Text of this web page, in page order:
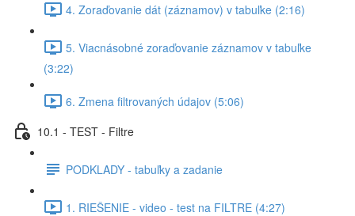
4. Zoraďovanie dát (záznamov) v tabuľke (2:16)
5. Viacnásobné zoraďovanie záznamov v tabuľke
(3:22)
6. Zmena filtrovaných údajov (5:06)
10.1 - TEST - Filtre
PODKLADY - tabuľky a zadanie
1. RIEŠENIE - video - test na FILTRE (4:27)